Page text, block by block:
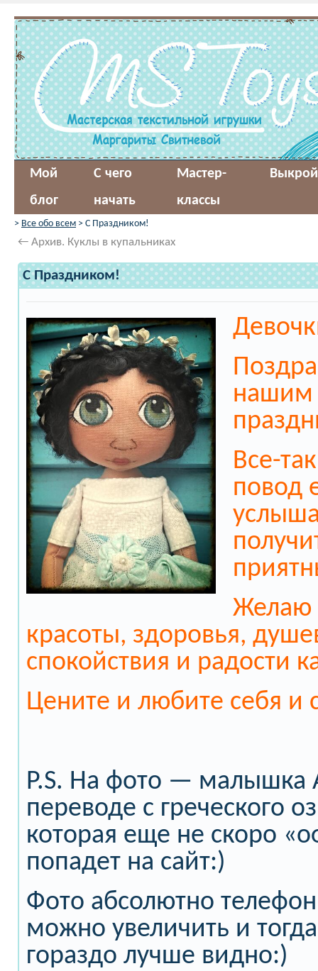
Мой
блог
С чего
начать
Мастер-
классы
> Все обо всем > С Праздником!
← Архив. Куклы в купальниках
С Праздником!
нашим
Все-
повод
Желаю
красоты, здоровья,
спокойствия и радости
Цените и любите себя и
P.S. На фото — малышка
переводе с греческого
которая еще не скоро
попадет на сайт:)
Фото абсолютно
можно увеличить и
гораздо лучше видно:)